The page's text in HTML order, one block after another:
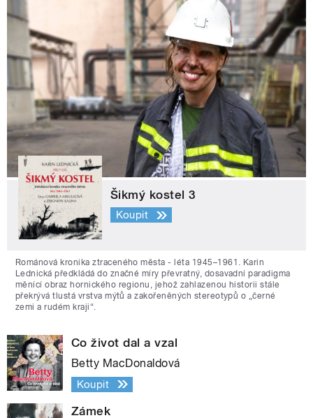
Šikmý kostel 3
Koupit
Románová kronika ztraceného města - léta 1945–1961. Karin
Lednická předkládá do značné míry převratný, dosavadní paradigma
měnící obraz hornického regionu, jehož zahlazenou historii stále
překrývá tlustá vrstva mýtů a zakořeněných stereotypů o „černé
zemi a rudém kraji“.
Co život dal a vzal
Betty MacDonaldová
Koupit
Zámek